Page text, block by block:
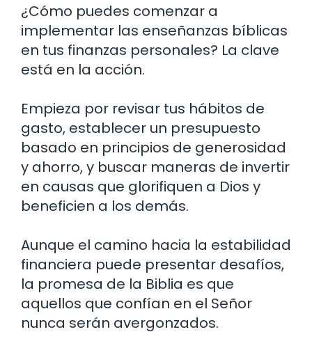
¿Cómo puedes comenzar a
implementar las enseñanzas bíblicas
en tus finanzas personales? La clave
está en la acción.
Empieza por revisar tus hábitos de
gasto, establecer un presupuesto
basado en principios de generosidad
y ahorro, y buscar maneras de invertir
en causas que glorifiquen a Dios y
beneficien a los demás.
Aunque el camino hacia la estabilidad
financiera puede presentar desafíos,
la promesa de la Biblia es que
aquellos que confían en el Señor
nunca serán avergonzados.